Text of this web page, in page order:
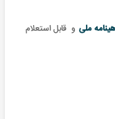
ملیو قابل استعلام